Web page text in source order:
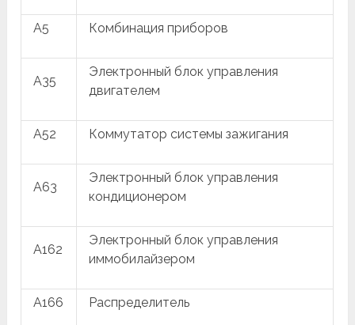
A5 Комбинация приборов
A35
Электронный блок управления
двигателем
A52 Коммутатор системы зажигания
A63
Электронный блок управления
кондиционером
A162
Электронный блок управления
иммобилайзером
A166 Распределитель